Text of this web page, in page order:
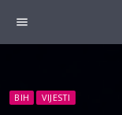
menu
BIH VIJESTI